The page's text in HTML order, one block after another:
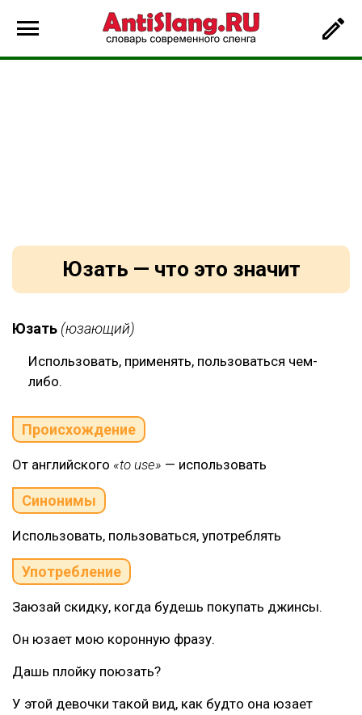
Юзать — что это значит
Юзать (юзающий)
Использовать, применять, пользоваться чем-
либо.
Происхождение
От английского «to use» — использовать
Синонимы
Использовать, пользоваться, употреблять
Употребление
Заюзай скидку, когда будешь покупать джинсы.
Он юзает мою коронную фразу.
Дашь плойку поюзать?
У этой девочки такой вид, как будто она юзает